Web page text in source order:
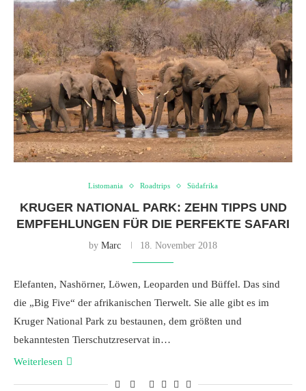
Listomania Roadtrips Südafrika
KRUGER NATIONAL PARK: ZEHN TIPPS UND
EMPFEHLUNGEN FÜR DIE PERFEKTE SAFARI
by Marc 18. November 2018
Elefanten, Nashörner, Löwen, Leoparden und Büffel. Das sind
die „Big Five“ der afrikanischen Tierwelt. Sie alle gibt es im
Kruger National Park zu bestaunen, dem größten und
bekanntesten Tierschutzreservat in…
Weiterlesen